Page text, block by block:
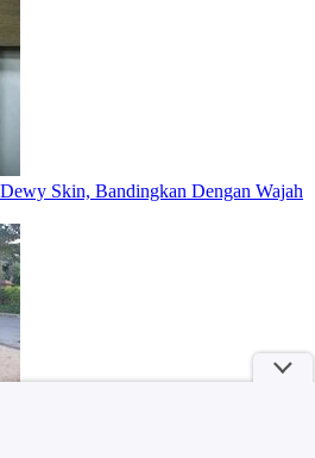
Skin, Bandingkan Dengan Wajah